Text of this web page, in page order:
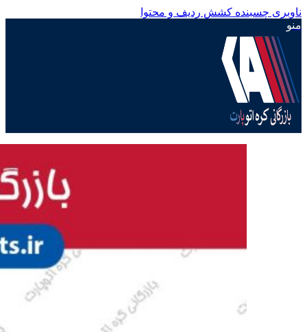
ناوبری چسبنده کشش ردیف و محتوا
منو